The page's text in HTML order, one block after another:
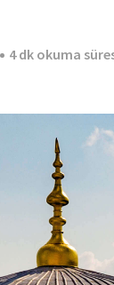
4 dk okuma